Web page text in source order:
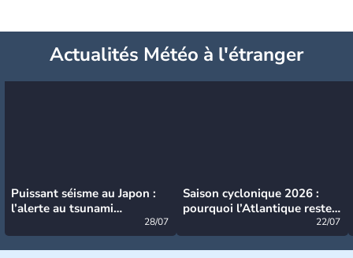
Actualités Météo à l'étranger
Puissant séisme au Japon :
l’alerte au tsunami
28/07
Saison cyclonique 2026 :
pourquoi l’Atlantique reste
22/07